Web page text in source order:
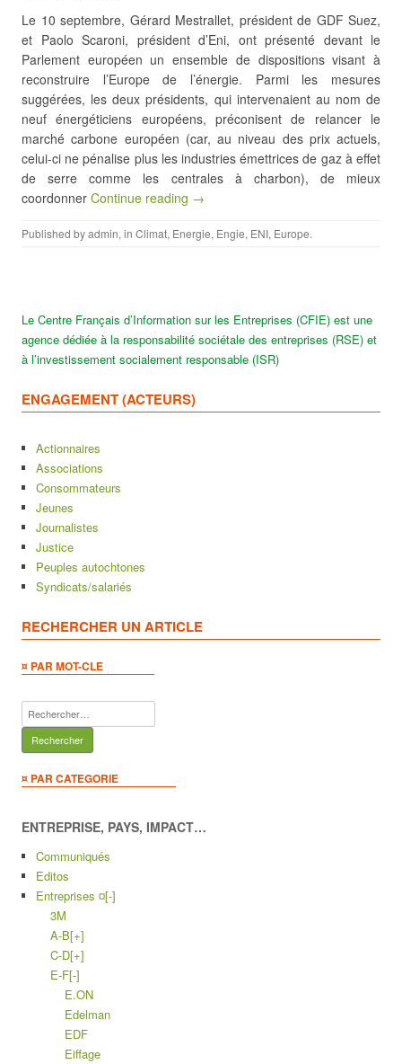
Le 10 septembre, Gérard Mestrallet, président de GDF Suez,
et Paolo Scaroni, président d’Eni, ont présenté devant le
Parlement européen un ensemble de dispositions visant à
reconstruire l’Europe de l’énergie. Parmi les mesures
suggérées, les deux présidents, qui intervenaient au nom de
neuf énergéticiens européens, préconisent de relancer le
marché carbone européen (car, au niveau des prix actuels,
celui-ci ne pénalise plus les industries émettrices de gaz à effet
de serre comme les centrales à charbon), de mieux
coordonner Continue reading →
Published byadmin, in Climat, Energie, Engie, ENI, Europe.
Le Centre Français d’Information sur les Entreprises (CFIE) est une
agence dédiée à la responsabilité sociétale des entreprises (RSE) et
à l’investissement socialement responsable (ISR)
ENGAGEMENT (ACTEURS)
Actionnaires
Associations
Consommateurs
Jeunes
Journalistes
Justice
Peuples autochtones
Syndicats/salariés
RECHERCHER UN ARTICLE
¤ PAR MOT-CLE
Rechercher :
¤ PAR CATEGORIE
ENTREPRISE, PAYS, IMPACT…
Communiqués
Editos
Entreprises ¤[-]
3M
A-B[+]
C-D[+]
E-F[-]
E.ON
Edelman
EDF
Eiffage